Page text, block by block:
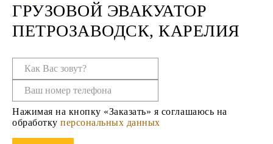
ГРУЗОВОЙ ЭВАКУАТОР
ПЕТРОЗАВОДСК, КАРЕЛИЯ
Нажимая на кнопку «Заказать» я соглашаюсь на
обработкуперсональных данных